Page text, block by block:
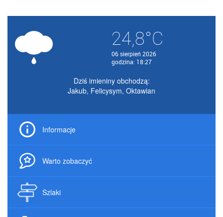
24,8°C
06 sierpień 2026
godzina: 18:27
Dziś imieniny obchodzą:
Jakub, Felicysym, Oktawian
Informacje
Warto zobaczyć
Szlaki